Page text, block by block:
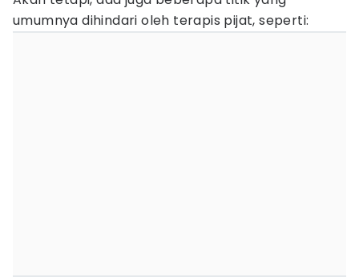
umumnya dihindari oleh terapis pijat, seperti: